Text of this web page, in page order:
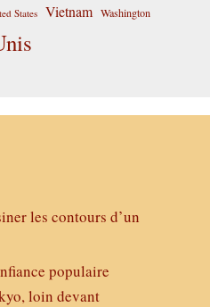
States Vietnam Washington
les contours d’un
populaire
loin devant